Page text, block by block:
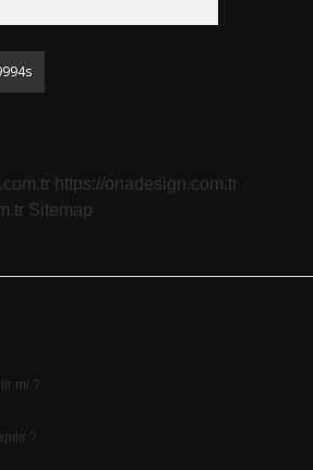
https://onadesign.com.tr
Sitemap
mi ?
?